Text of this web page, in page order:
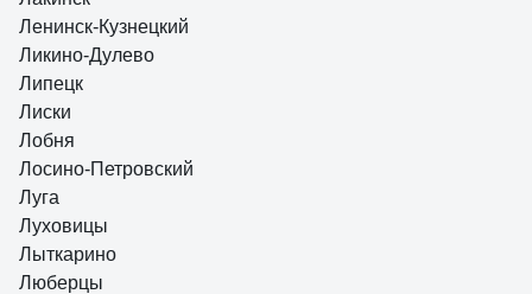
Ленинск-Кузнецкий
Ликино-Дулево
Липецк
Лиски
Лобня
Лосино-Петровский
Луга
Луховицы
Лыткарино
Люберцы